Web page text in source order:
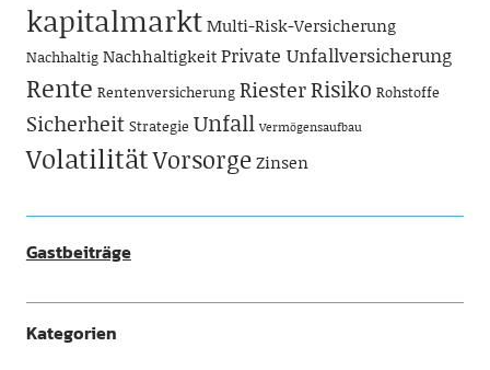
kapitalmarktMulti-Risk-Versicherung
Nachhaltig NachhaltigkeitPrivate Unfallversicherung
Rente Rentenversicherung RiesterRisiko Rohstoffe
Sicherheit Strategie Unfall Vermögensaufbau
VolatilitätVorsorgeZinsen
Gastbeiträge
Kategorien